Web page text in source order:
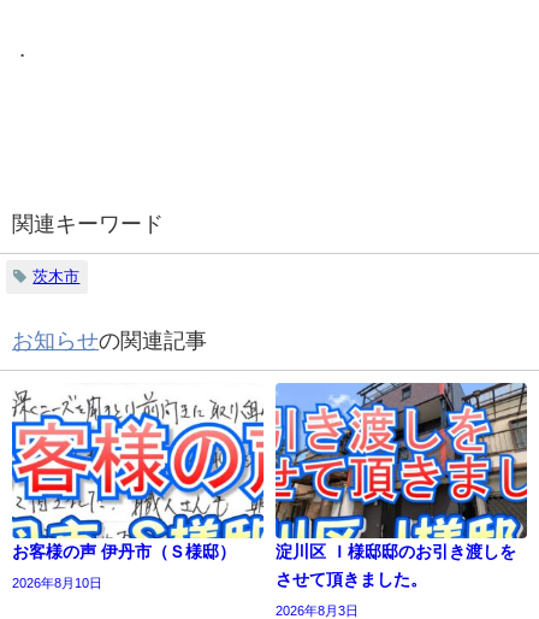
関連キーワード
茨木市
お知らせの関連記事
お客様の声 伊丹市（Ｓ様邸）
2026年8月10日
淀川区 Ｉ様邸邸のお引き渡しを
させて頂きました。
2026年8月3日